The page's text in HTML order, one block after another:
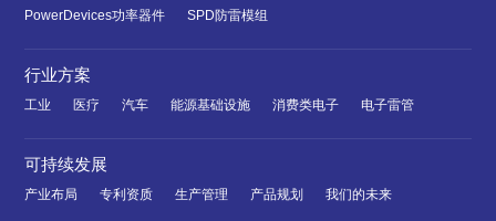
PowerDevices功率器件
SPD防雷模组
行业方案
工业 医疗 汽车 能源基础设施 消费类电子 电子雷管
可持续发展
产业布局 专利资质 生产管理 产品规划 我们的未来